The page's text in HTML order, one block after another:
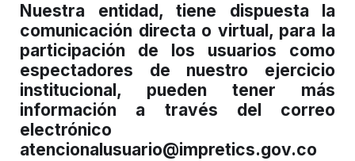
Nuestra entidad, tiene dispuesta la
comunicación directa o virtual, para la
participación de los usuarios como
espectadores de nuestro ejercicio
institucional, pueden tener más
información a través del correo
electrónico
atencionalusuario@impretics.gov.co